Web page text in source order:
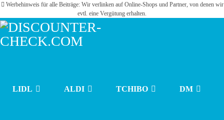
Werbehinweis für alle Beiträge: Wir verlinken auf Online-Shops und Partner, von denen wir
evtl. eine Vergütung erhalten.
LIDL ALDI TCHIBO DM